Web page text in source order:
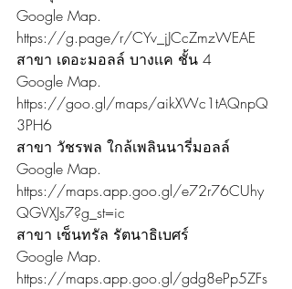
Google Map.
https://g.page/r/CYv_jJCcZmzWEAE
สาขา เดอะมอลล์ บางเเค ชั้น 4
Google Map.
https://goo.gl/maps/aikXWc1tAQnpQ
3PH6
สาขา วัชรพล ใกล้เพลินนารี่มอลล์
Google Map.
https://maps.app.goo.gl/e72r76CUhy
QGVXJs7?g_st=ic
สาขา เซ็นทรัล รัตนาธิเบศร์
Google Map.
https://maps.app.goo.gl/gdg8ePp5ZFs